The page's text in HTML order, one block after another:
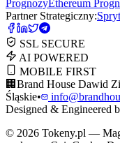
PrognozyEthereum
Partner Strategiczny:
SSL SECURE
AI POWERED
MOBILE FIRST
🏢 Brand House Dawid
Śląskie•
Designed & Engineered
© 2026 Tokeny.pl —